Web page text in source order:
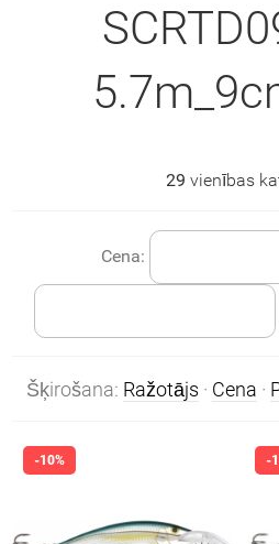
29 vienības
Cena:
Šķirošana: Ražotājs · Cena ·